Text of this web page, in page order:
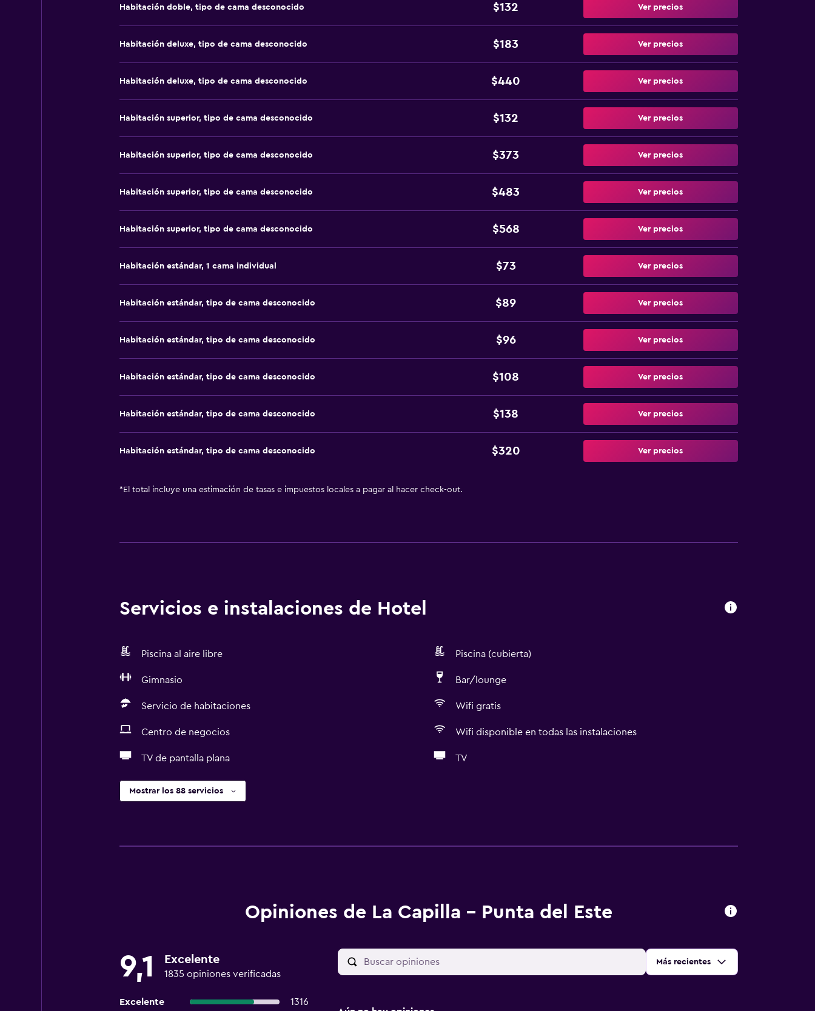
Habitación doble, tipo de cama desconocido $132 Ver precios
Habitación deluxe, tipo de cama desconocido $183 Ver precios
Habitación deluxe, tipo de cama desconocido $440 Ver precios
Habitación superior, tipo de cama desconocido $132 Ver precios
Habitación superior, tipo de cama desconocido $373 Ver precios
Habitación superior, tipo de cama desconocido $483 Ver precios
Habitación superior, tipo de cama desconocido $568 Ver precios
Habitación estándar, 1 cama individual $73 Ver precios
Habitación estándar, tipo de cama desconocido $89 Ver precios
Habitación estándar, tipo de cama desconocido $96 Ver precios
Habitación estándar, tipo de cama desconocido $108 Ver precios
Habitación estándar, tipo de cama desconocido $138 Ver precios
Habitación estándar, tipo de cama desconocido $320 Ver precios
* El total incluye una estimación de tasas e impuestos locales a pagar al hacer check-out.
Servicios e instalaciones de Hotel
Piscina al aire libre Piscina (cubierta)
Gimnasio Bar/lounge
Servicio de habitaciones Wifi gratis
Centro de negocios Wifi disponible en todas las instalaciones
TV de pantalla plana TV
Mostrar los 88 servicios
Opiniones de La Capilla - Punta del Este
9,1 Excelente
1835 opiniones verificadas
Excelente 1316
Ordenar por:
Más recientes